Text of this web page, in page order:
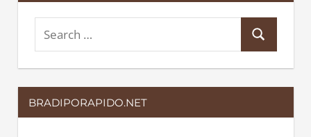
e
a
r
c
e
a
BRADIPORAPIDO.NET